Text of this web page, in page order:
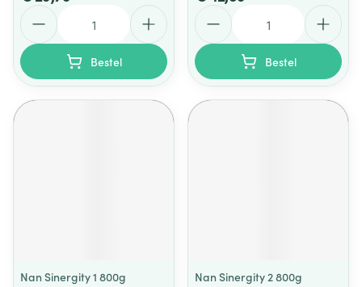
Bestel Bestel
Nan Sinergity 1 800g Nan Sinergity 2 800g